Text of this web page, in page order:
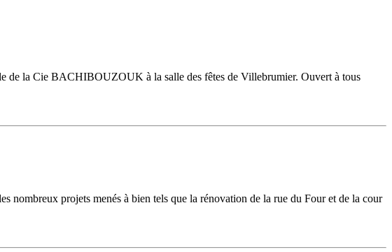
de la Cie BACHIBOUZOUK à la salle des fêtes de Villebrumier. Ouvert à tous
nombreux projets menés à bien tels que la rénovation de la rue du Four et de la cour